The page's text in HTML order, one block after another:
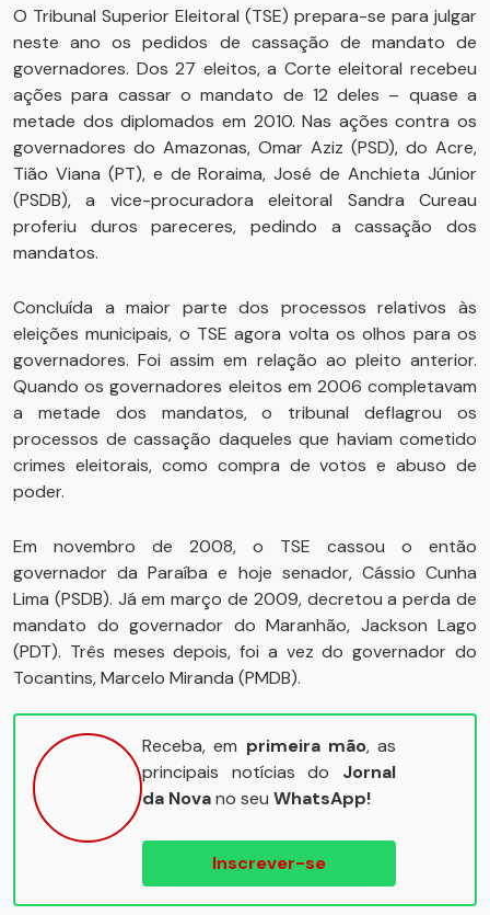
O Tribunal Superior Eleitoral (TSE) prepara-se para julgar
neste ano os pedidos de cassação de mandato de
governadores. Dos 27 eleitos, a Corte eleitoral recebeu
ações para cassar o mandato de 12 deles – quase a
metade dos diplomados em 2010. Nas ações contra os
governadores do Amazonas, Omar Aziz (PSD), do Acre,
Tião Viana (PT), e de Roraima, José de Anchieta Júnior
(PSDB), a vice-procuradora eleitoral Sandra Cureau
proferiu duros pareceres, pedindo a cassação dos
mandatos.
Concluída a maior parte dos processos relativos às
eleições municipais, o TSE agora volta os olhos para os
governadores. Foi assim em relação ao pleito anterior.
Quando os governadores eleitos em 2006 completavam
a metade dos mandatos, o tribunal deflagrou os
processos de cassação daqueles que haviam cometido
crimes eleitorais, como compra de votos e abuso de
poder.
Em novembro de 2008, o TSE cassou o então
governador da Paraíba e hoje senador, Cássio Cunha
Lima (PSDB). Já em março de 2009, decretou a perda de
mandato do governador do Maranhão, Jackson Lago
(PDT). Três meses depois, foi a vez do governador do
Tocantins, Marcelo Miranda (PMDB).
Receba, em primeira mão, as
principais notícias do Jornal
da Novano seu WhatsApp!
Inscrever-se